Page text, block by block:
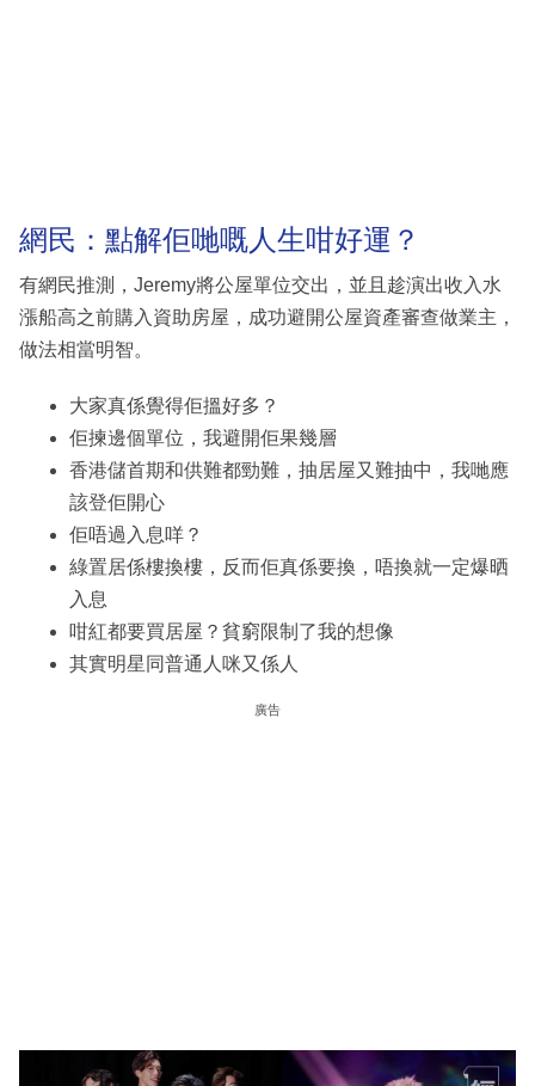
網民：點解佢哋嘅人生咁好運？
有網民推測，Jeremy將公屋單位交出，並且趁演出收入水
漲船高之前購入資助房屋，成功避開公屋資產審查做業主，
做法相當明智。
大家真係覺得佢搵好多？
佢揀邊個單位，我避開佢果幾層
香港儲首期和供難都勁難，抽居屋又難抽中，我哋應
該登佢開心
佢唔過入息咩？
綠置居係樓換樓，反而佢真係要換，唔換就一定爆晒
入息
咁紅都要買居屋？貧窮限制了我的想像
其實明星同普通人咪又係人
廣告